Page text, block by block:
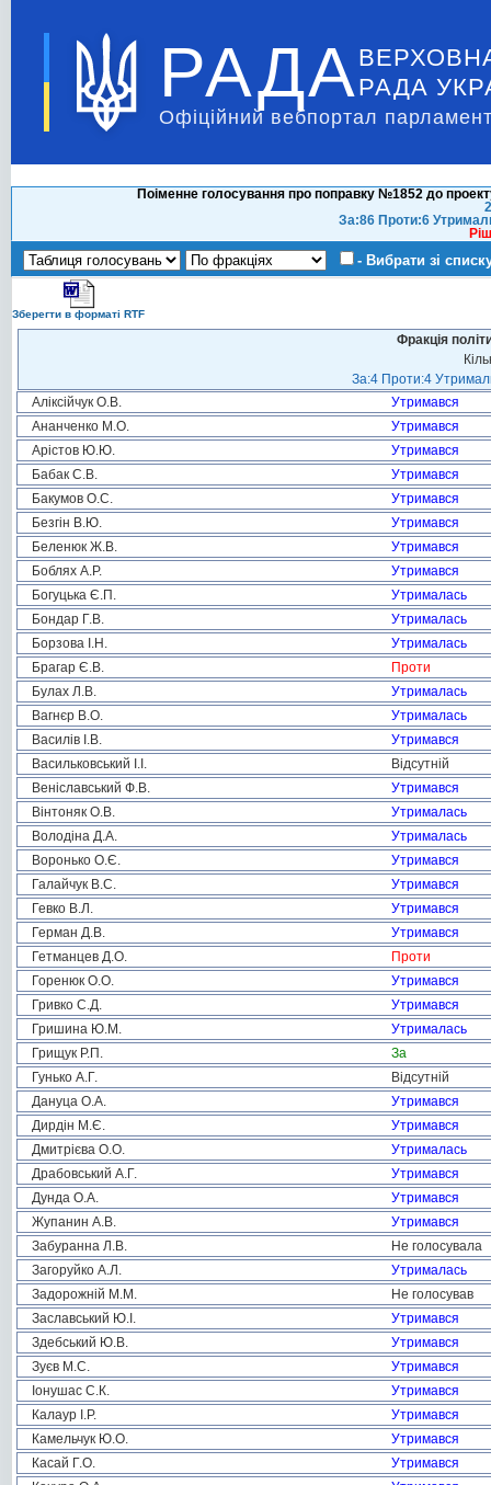
РАДА РАДА
Офіційний вебпортал
Поіменне голосування про поправку №1852 до
За:86 Проти:6
- Вибрати зі
Зберегти в форматі RTF
Фракція
За:4 Проти:4
Аліксійчук О.В.
Утримався
Ананченко М.О.
Утримався
Арістов Ю.Ю.
Утримався
Бабак С.В.
Утримався
Бакумов О.С.
Утримався
Безгін В.Ю.
Утримався
Беленюк Ж.В.
Утримався
Боблях А.Р.
Утримався
Богуцька Є.П.
Утрималась
Бондар Г.В.
Утрималась
Борзова І.Н.
Утрималась
Брагар Є.В.
Проти
Булах Л.В.
Утрималась
Вагнєр В.О.
Утрималась
Василів І.В.
Утримався
Васильковський І.І.
Відсутній
Веніславський Ф.В.
Утримався
Вінтоняк О.В.
Утрималась
Володіна Д.А.
Утрималась
Воронько О.Є.
Утримався
Галайчук В.С.
Утримався
Гевко В.Л.
Утримався
Герман Д.В.
Утримався
Гетманцев Д.О.
Проти
Горенюк О.О.
Утримався
Гривко С.Д.
Утримався
Гришина Ю.М.
Утрималась
Грищук Р.П.
За
Гунько А.Г.
Відсутній
Дануца О.А.
Утримався
Дирдін М.Є.
Утримався
Дмитрієва О.О.
Утрималась
Драбовський А.Г.
Утримався
Дунда О.А.
Утримався
Жупанин А.В.
Утримався
Забуранна Л.В.
Не голосувала
Загоруйко А.Л.
Утрималась
Задорожній М.М.
Не голосував
Заславський Ю.І.
Утримався
Здебський Ю.В.
Утримався
Зуєв М.С.
Утримався
Іонушас С.К.
Утримався
Калаур І.Р.
Утримався
Камельчук Ю.О.
Утримався
Касай Г.О.
Утримався